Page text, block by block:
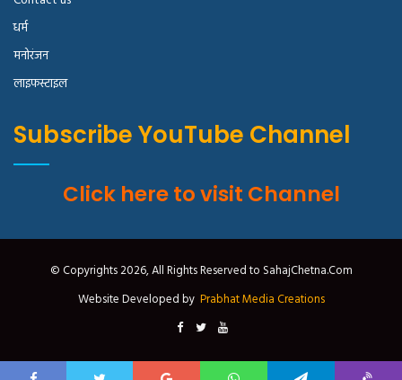
धर्म
मनोरंजन
लाइफस्टाइल
Subscribe YouTube Channel
Click here to visit Channel
© Copyrights 2026, All Rights Reserved to SahajChetna.Com
Website Developed by Prabhat Media Creations